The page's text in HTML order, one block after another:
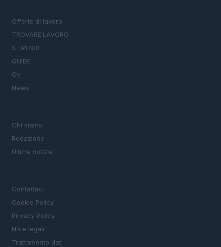
Offerte di lavoro
TROVARE LAVORO
STIPENDI
GUIDE
Cv
News
Chi siamo
Redazione
Ultime notizie
Contattaci
Cookie Policy
Privacy Policy
Note legali
Trattamento dati